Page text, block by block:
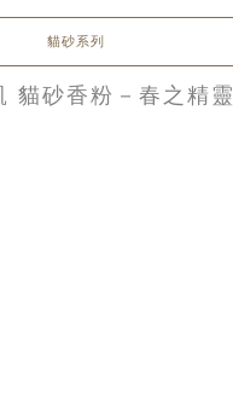
貓砂香粉－春之精靈
貓砂系列